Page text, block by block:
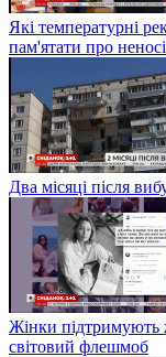
Які температурні
пам'ятати про
Два місяці після
Жінки підтримують
світовий флешмоб